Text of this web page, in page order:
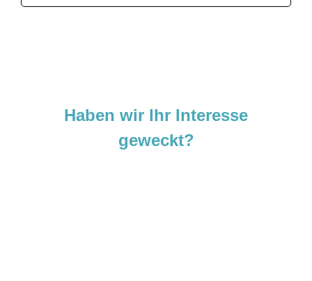
Haben wir Ihr Interesse
geweckt?